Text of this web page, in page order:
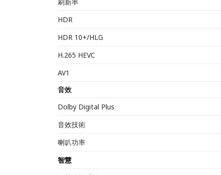
HDR
HDR 10+/HLG
H.265 HEVC
AV1
音效
Dolby Digital Plus
音效技術
喇叭功率
智慧